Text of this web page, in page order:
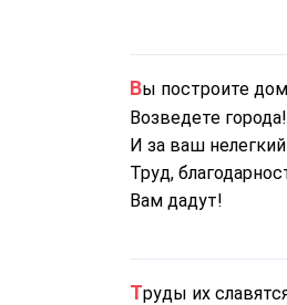
Вы построите
Возведете города!
И за ваш нелегкий
Труд,
Вам дадут!
Труды их